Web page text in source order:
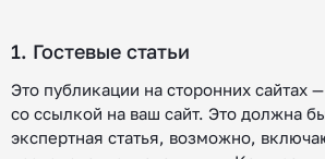
1. Гостевые статьи
Это публикации на сторонних сайтах
со ссылкой на ваш сайт. Это должна
экспертная статья, возможно,